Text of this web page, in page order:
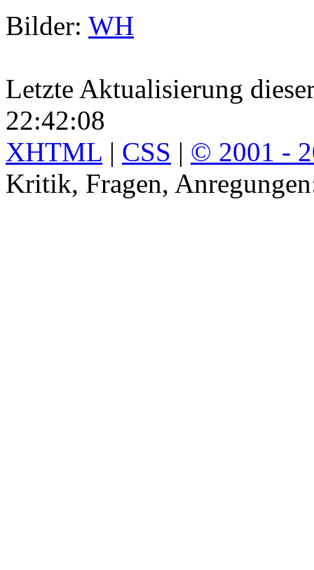
Bilder: WH
Letzte Aktualisierung
22:42:08
XHTML | CSS | © 2001 -
Kritik, Fragen,